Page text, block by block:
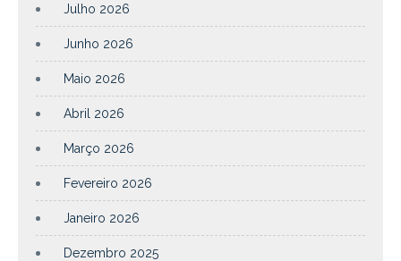
Julho 2026
Junho 2026
Maio 2026
Abril 2026
Março 2026
Fevereiro 2026
Janeiro 2026
Dezembro 2025